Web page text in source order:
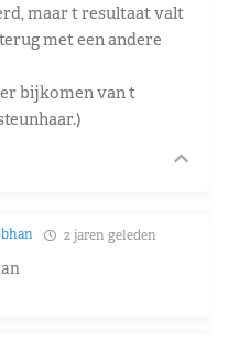
maar t resultaat valt
met een andere
bijkomen van t
2 jaren geleden